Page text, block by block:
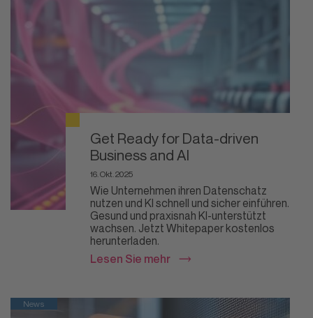
Get Ready for Data-driven
Business and AI
16. Okt. 2025
Wie Unternehmen ihren Datenschatz
nutzen und KI schnell und sicher einführen.
Gesund und praxisnah KI-unterstützt
wachsen. Jetzt Whitepaper kostenlos
herunterladen.
Lesen Sie mehr
News